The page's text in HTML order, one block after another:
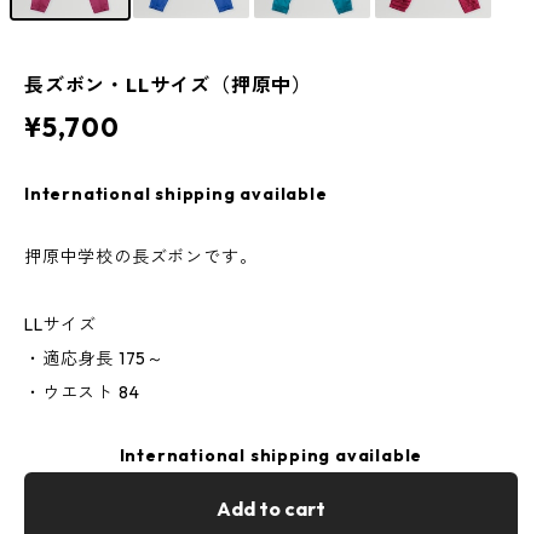
長ズボン・LLサイズ（押原中）
¥5,700
International shipping available
押原中学校の長ズボンです。
LLサイズ
・適応身長 175～
・ウエスト 84
International shipping available
Add to cart